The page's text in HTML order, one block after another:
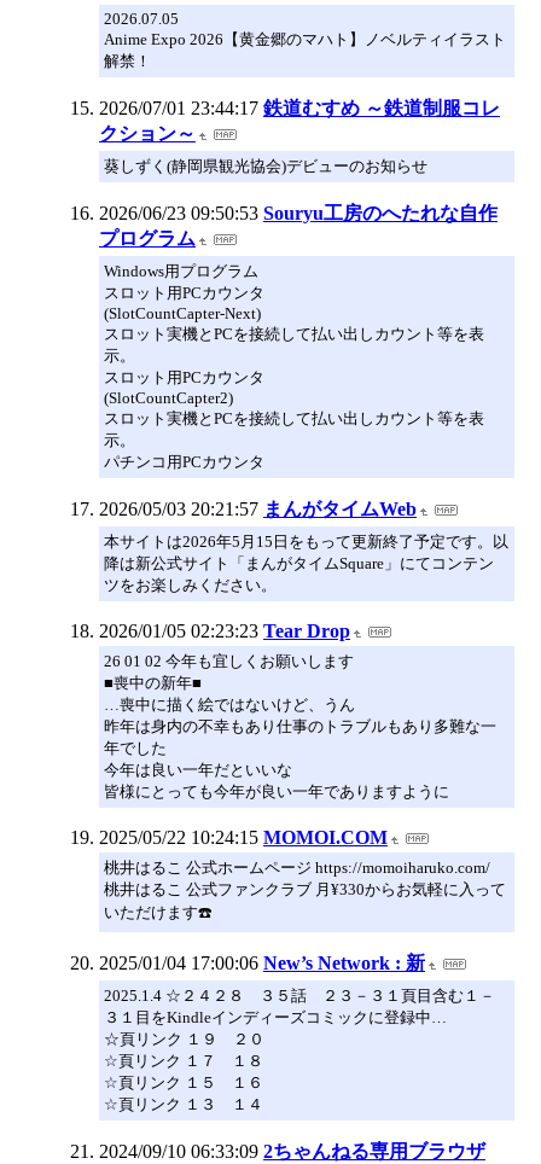
2026.07.05
Anime Expo 2026【黄金郷のマハト】ノベルティイラスト
解禁！
2026/07/01 23:44:17 鉄道むすめ ～鉄道制服コレ
クション～
葵しずく(静岡県観光協会)デビューのお知らせ
2026/06/23 09:50:53 Souryu工房のへたれな自作
プログラム
Windows用プログラム
スロット用PCカウンタ
(SlotCountCapter-Next)
スロット実機とPCを接続して払い出しカウント等を表
示。
スロット用PCカウンタ
(SlotCountCapter2)
スロット実機とPCを接続して払い出しカウント等を表
示。
パチンコ用PCカウンタ
2026/05/03 20:21:57 まんがタイムWeb
本サイトは2026年5月15日をもって更新終了予定です。以
降は新公式サイト「まんがタイムSquare」にてコンテン
ツをお楽しみください。
2026/01/05 02:23:23 Tear Drop
26 01 02 今年も宜しくお願いします
■喪中の新年■
…喪中に描く絵ではないけど、うん
昨年は身内の不幸もあり仕事のトラブルもあり多難な一
年でした
今年は良い一年だといいな
皆様にとっても今年が良い一年でありますように
2025/05/22 10:24:15 MOMOI.COM
桃井はるこ 公式ホームページ https://momoiharuko.com/
桃井はるこ 公式ファンクラブ 月¥330からお気軽に入って
いただけます☎️
2025/01/04 17:00:06 New’s Network : 新
2025.1.4 ☆２４２８ ３５話 ２３－３１頁目含む１－
３１目をKindleインディーズコミックに登録中…
☆頁リンク １９ ２０
☆頁リンク １７ １８
☆頁リンク １５ １６
☆頁リンク １３ １４
2024/09/10 06:33:09 2ちゃんねる専用ブラウザ